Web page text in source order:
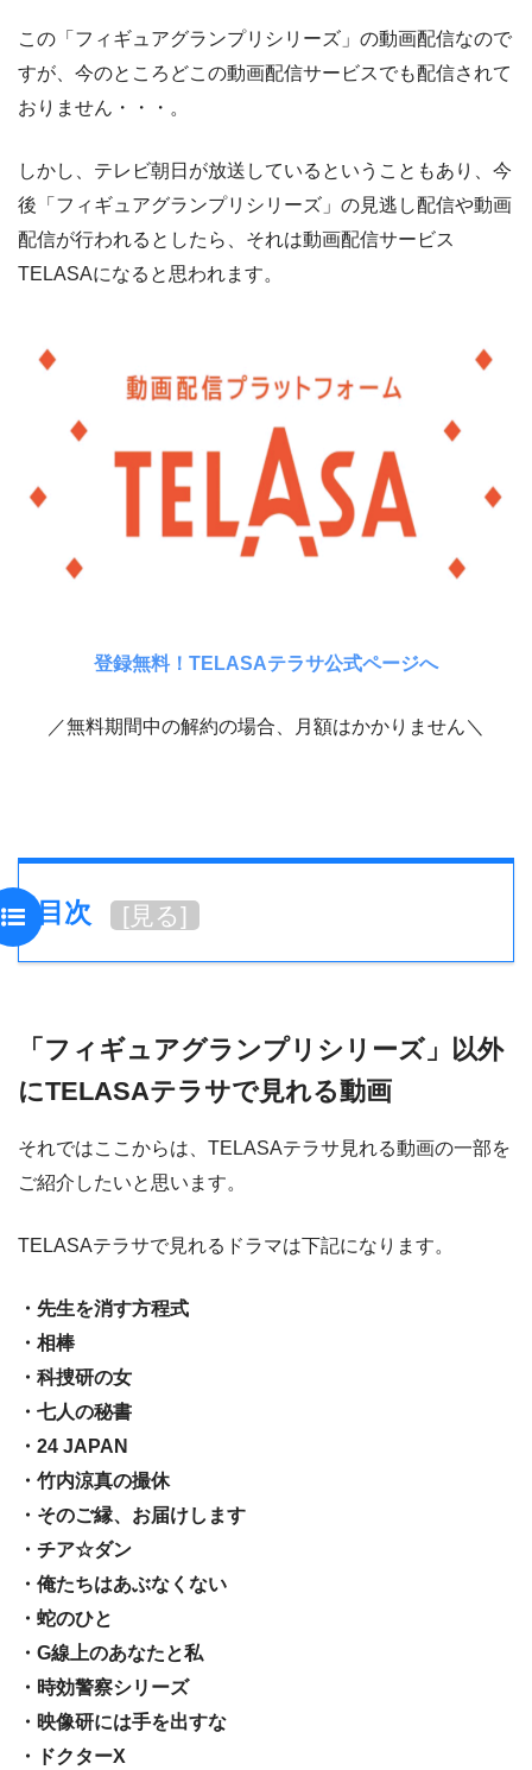
この「フィギュアグランプリシリーズ」の動画配信なので
すが、今のところどこの動画配信サービスでも配信されて
おりません・・・。
しかし、テレビ朝日が放送しているということもあり、今
後「フィギュアグランプリシリーズ」の見逃し配信や動画
配信が行われるとしたら、それは動画配信サービス
TELASAになると思われます。
登録無料！TELASAテラサ公式ページへ
／無料期間中の解約の場合、月額はかかりません＼
目次 [見る]
「フィギュアグランプリシリーズ」以外
にTELASAテラサで見れる動画
それではここからは、TELASAテラサ見れる動画の一部を
ご紹介したいと思います。
TELASAテラサで見れるドラマは下記になります。
・先生を消す方程式
・相棒
・科捜研の女
・七人の秘書
・24 JAPAN
・竹内涼真の撮休
・そのご縁、お届けします
・チア☆ダン
・俺たちはあぶなくない
・蛇のひと
・G線上のあなたと私
・時効警察シリーズ
・映像研には手を出すな
・ドクターX